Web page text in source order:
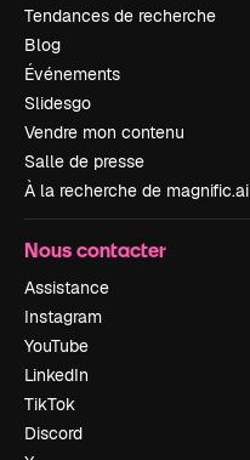
Tendances de recherche
Blog
Événements
Slidesgo
Vendre mon contenu
Salle de presse
À la recherche de magnific.ai
Nous contacter
Assistance
Instagram
YouTube
LinkedIn
TikTok
Discord